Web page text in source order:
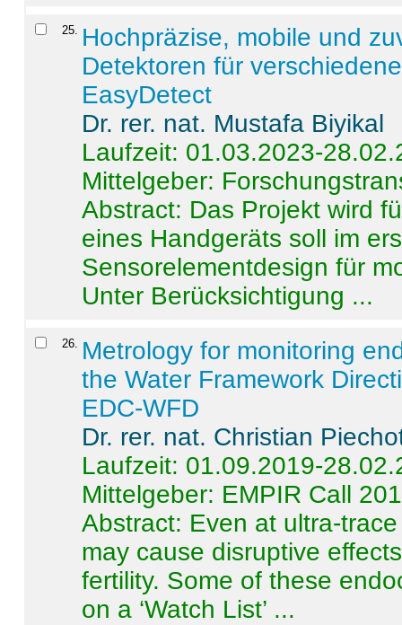
25. Hochpräzise, mobile und
Detektoren für
EasyDetect
Dr. rer. nat. Mustafa Biyikal
Laufzeit: 01.03.2023-
Mittelgeber:
Abstract: Das Projekt wird
eines Handgeräts soll im
Sensorelementdesign für
Unter Berücksichtigung ...
26. Metrology for monitoring
the Water Framework
EDC-WFD
Dr. rer. nat. Christian
Laufzeit: 01.09.2019-
Mittelgeber: EMPIR Call
Abstract: Even at ultra-
may cause disruptive
fertility. Some of these
on a ‘Watch List’ ...